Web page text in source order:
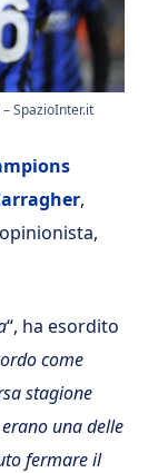
– SpazioInter.it
,
“, ha esordito
come
stagione
una delle
fermare il